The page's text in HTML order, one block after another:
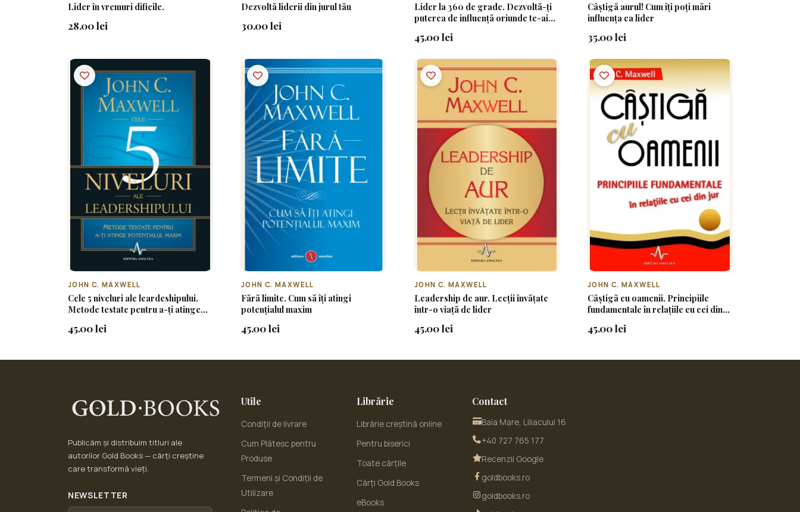
Lider în vremuri dificile.
28.00 lei
Dezvoltă liderii din jurul tău
30.00 lei
Lider la 360 de grade. Dezvoltă-ți
puterea de influență oriunde te-ai
45.00 lei
Câștigă aurul! Cum îți poți mări
influența ca lider
35.00 lei
JOHN C. MAXWELL
Cele 5 niveluri ale leardeshipului.
Metode testate pentru a-ți atinge
45.00 lei
JOHN C. MAXWELL
Fără limite. Cum să îți atingi
potențialul maxim
45.00 lei
JOHN C. MAXWELL
Leadership de aur. Lecții învățate
într-o viață de lider
45.00 lei
JOHN C. MAXWELL
Câștigă cu oamenii. Principiile
fundamentale în relațiile cu cei din
45.00 lei
Publicăm și distribuim titluri ale
autorilor Gold Books — cărți creștine
care transformă vieți.
NEWSLETTER
Utile
Condiții de livrare
Cum Plătesc pentru
Produse
Termeni și Condiții de
Utilizare
Librărie
Librărie creștină online
Pentru biserici
Toate cărțile
Cărți Gold Books
eBooks
Contact
Baia Mare, Liliacului 16
+40 727 765 177
Recenzii Google
goldbooks.ro
goldbooks.ro